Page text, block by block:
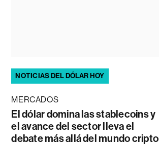
NOTICIAS DEL DÓLAR HOY
MERCADOS
El dólar domina las stablecoins y
el avance del sector lleva el
debate más allá del mundo cripto